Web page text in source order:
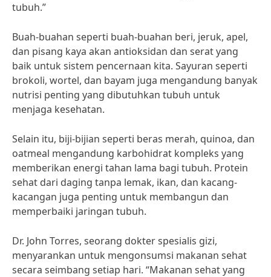
tubuh.”
Buah-buahan seperti buah-buahan beri, jeruk, apel,
dan pisang kaya akan antioksidan dan serat yang
baik untuk sistem pencernaan kita. Sayuran seperti
brokoli, wortel, dan bayam juga mengandung banyak
nutrisi penting yang dibutuhkan tubuh untuk
menjaga kesehatan.
Selain itu, biji-bijian seperti beras merah, quinoa, dan
oatmeal mengandung karbohidrat kompleks yang
memberikan energi tahan lama bagi tubuh. Protein
sehat dari daging tanpa lemak, ikan, dan kacang-
kacangan juga penting untuk membangun dan
memperbaiki jaringan tubuh.
Dr. John Torres, seorang dokter spesialis gizi,
menyarankan untuk mengonsumsi makanan sehat
secara seimbang setiap hari. “Makanan sehat yang